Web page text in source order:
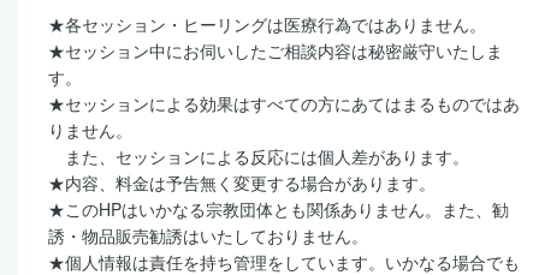
★各セッション・ヒーリングは医療行為ではありません。
★セッション中にお伺いしたご相談内容は秘密厳守いたしま
す。
★セッションによる効果はすべての方にあてはまるものではあ
りません。
また、セッションによる反応には個人差があります。
★内容、料金は予告無く変更する場合があります。
★このHPはいかなる宗教団体とも関係ありません。また、勧
誘・物品販売勧誘はいたしておりません。
★個人情報は責任を持ち管理をしています。いかなる場合でも